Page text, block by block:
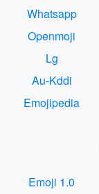
Whatsapp
Openmoji
Lg
Au-Kddi
Emojipedia
Emoji 1.0